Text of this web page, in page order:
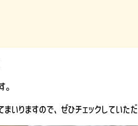
。
ますので、ぜひチェックしていただ